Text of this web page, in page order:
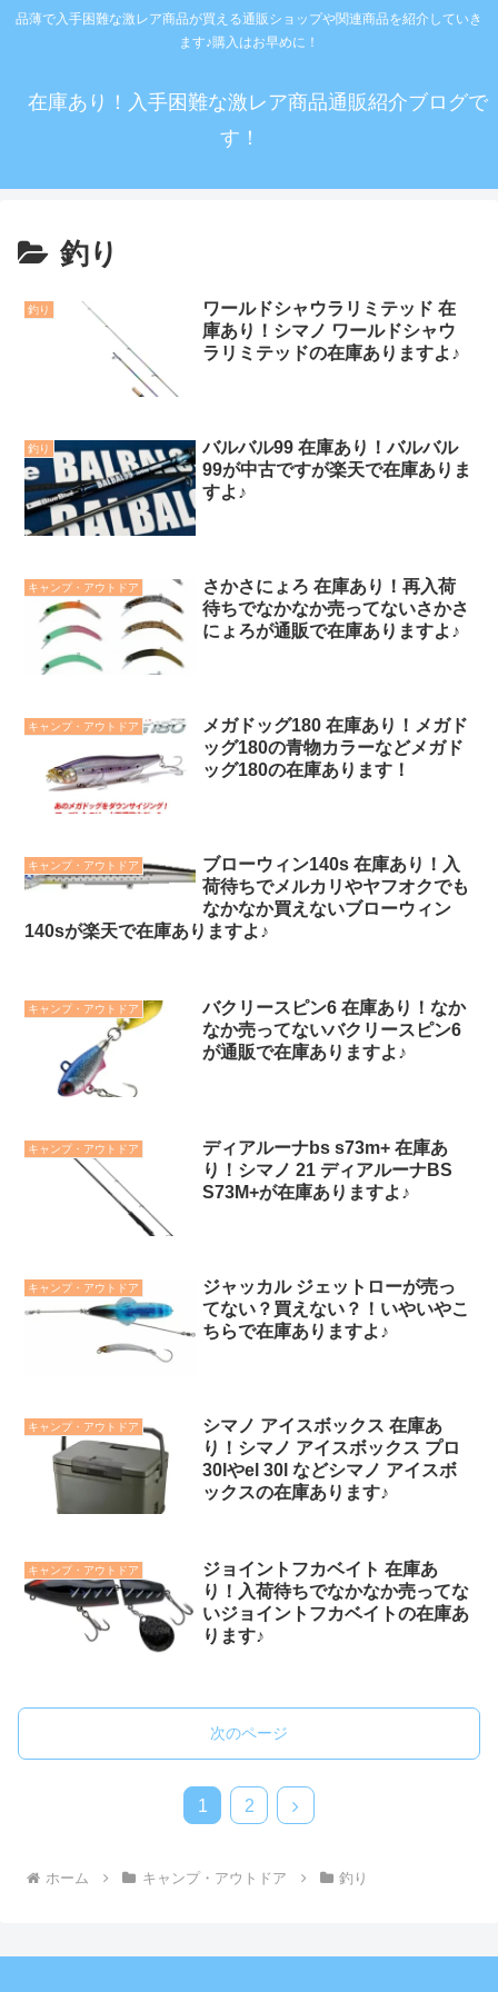
品薄で入手困難な激レア商品が買える通販ショップや関連商品を紹介していき
ます♪購入はお早めに！
在庫あり！入手困難な激レア商品通販紹介ブログで
す！
釣り
釣り
ワールドシャウラリミテッド 在
庫あり！シマノ ワールドシャウ
ラリミテッドの在庫ありますよ♪
釣り
バルバル99 在庫あり！バルバル
99が中古ですが楽天で在庫ありま
すよ♪
キャンプ・アウトドア
さかさにょろ 在庫あり！再入荷
待ちでなかなか売ってないさかさ
にょろが通販で在庫ありますよ♪
キャンプ・アウトドア
メガドッグ180 在庫あり！メガド
ッグ180の青物カラーなどメガド
ッグ180の在庫あります！
キャンプ・アウトドア
ブローウィン140s 在庫あり！入
荷待ちでメルカリやヤフオクでも
なかなか買えないブローウィン
140sが楽天で在庫ありますよ♪
キャンプ・アウトドア
バクリースピン6 在庫あり！なか
なか売ってないバクリースピン6
が通販で在庫ありますよ♪
キャンプ・アウトドア
ディアルーナbs s73m+ 在庫あ
り！シマノ 21 ディアルーナBS
S73M+が在庫ありますよ♪
キャンプ・アウトドア
ジャッカル ジェットローが売っ
てない？買えない？！いやいやこ
ちらで在庫ありますよ♪
キャンプ・アウトドア
シマノ アイスボックス 在庫あ
り！シマノ アイスボックス プロ
30lやel 30l などシマノ アイスボ
ックスの在庫あります♪
キャンプ・アウトドア
ジョイントフカベイト 在庫あ
り！入荷待ちでなかなか売ってな
いジョイントフカベイトの在庫あ
ります♪
次のページ
1 2
次
ホーム キャンプ・アウトドア 釣り